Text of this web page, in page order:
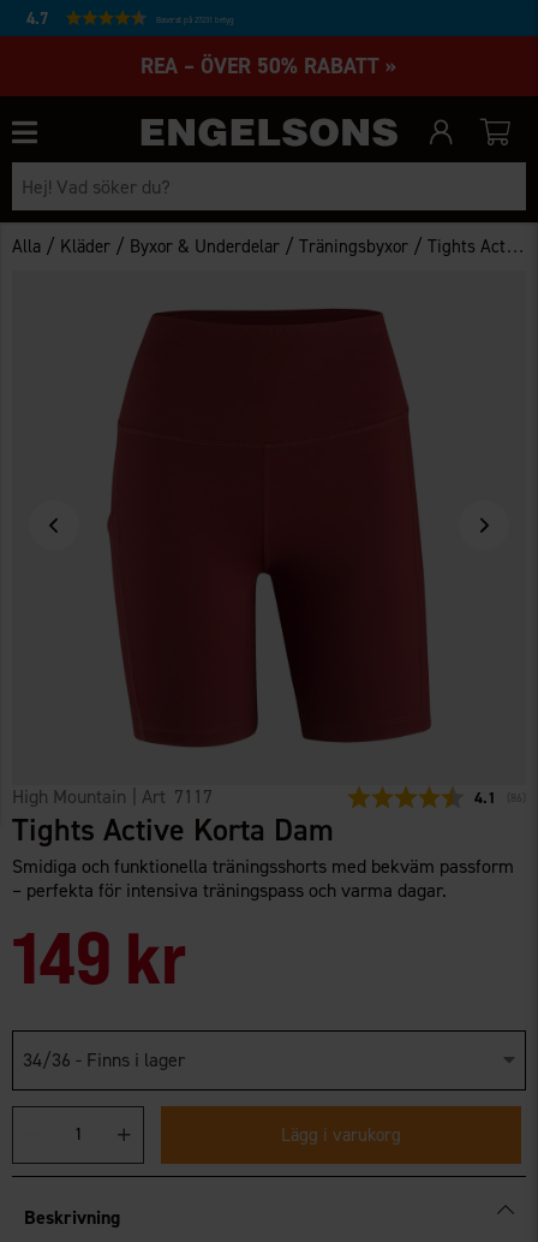
4.7 Baserat på 27231 betyg
REA – ÖVER 50% RABATT »
Alla / Kläder / Byxor & Underdelar /Träningsbyxor /Tights Active Korta Dam
High Mountain | Art 7117 4.1 86
Tights Active Korta Dam
Smidiga och funktionella träningsshorts med bekväm passform
– perfekta för intensiva träningspass och varma dagar.
149 kr
34/36 - Finns i lager
Lägg i varukorg
Beskrivning